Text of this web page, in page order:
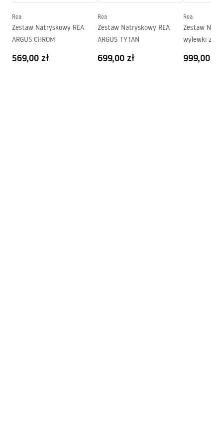
Wysokość (mm)
1950mm
Strona
Gwarancja
24 miesiące
Rea
Zestaw Natryskowy REA
ARGUS CHROM
569,00 zł
Rea
Zestaw Natryskowy REA
ARGUS TYTAN
699,00 zł
Rea
Zestaw
wylewki z termostatem Rea
999,00 zł